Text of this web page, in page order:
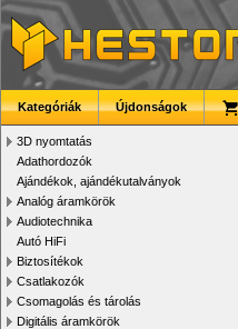
Kategóriák Újdonságok
3D nyomtatás
Adathordozók
Ajándékok, ajándékutalványok
Analóg áramkörök
Audiotechnika
Autó HiFi
Biztosítékok
Csatlakozók
Csomagolás és tárolás
Digitális áramkörök